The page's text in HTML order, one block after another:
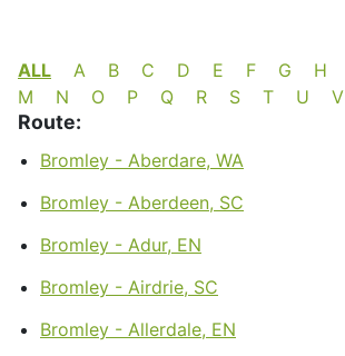
ALL A B C D E F G H
M
N O P Q R S T U V
Route:
Bromley - Aberdare, WA
Bromley - Aberdeen, SC
Bromley - Adur, EN
Bromley - Airdrie, SC
Bromley - Allerdale, EN